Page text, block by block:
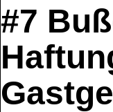
#7